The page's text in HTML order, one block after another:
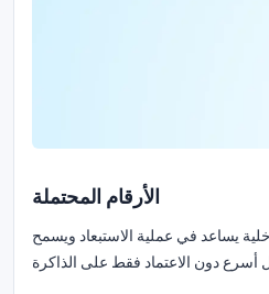
الأرقام المحتملة
يساعد في عملية الاستبعاد ويسمح